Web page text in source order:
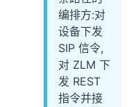
编排方:对
设备下发
SIP 信令,
对 ZLM 下
发 REST
指令并接